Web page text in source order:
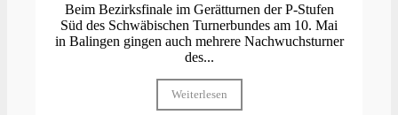
Beim Bezirksfinale im Gerätturnen der P-Stufen
Süd des Schwäbischen Turnerbundes am 10. Mai
in Balingen gingen auch mehrere Nachwuchsturner
des...
Weiterlesen